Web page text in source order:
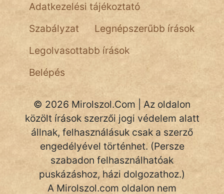
Adatkezelési tájékoztató
Szabályzat
Legnépszerűbb írások
Legolvasottabb írások
Belépés
© 2026 Mirolszol.Com | Az oldalon
közölt írások szerzői jogi védelem alatt
állnak, felhasználásuk csak a szerző
engedélyével történhet. (Persze
szabadon felhasználhatóak
puskázáshoz, házi dolgozathoz.)
A Mirolszol.com oldalon nem